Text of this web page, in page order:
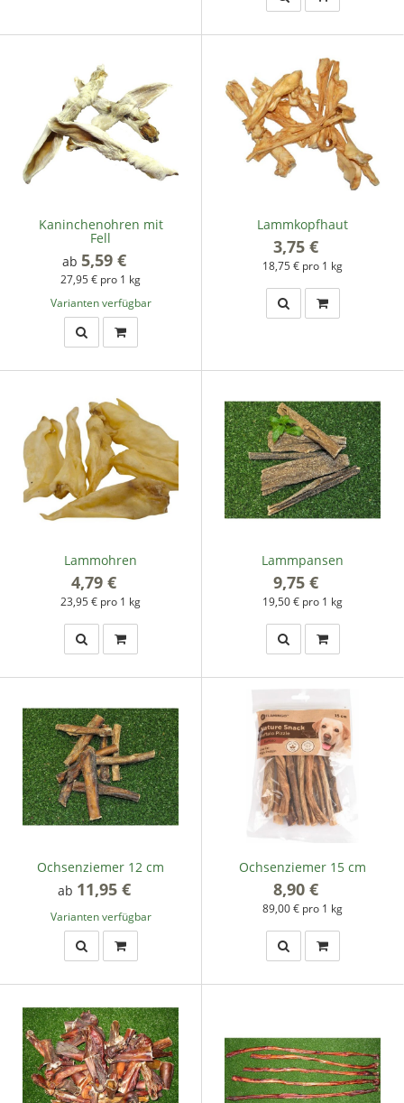
Kaninchenohren mit
Fell
ab 5,59 €
27,95 € pro 1 kg
Varianten verfügbar
Lammkopfhaut
3,75 €
18,75 € pro 1 kg
Lammohren
4,79 €
23,95 € pro 1 kg
Lammpansen
9,75 €
19,50 € pro 1 kg
Ochsenziemer 12 cm
ab 11,95 €
Varianten verfügbar
Ochsenziemer 15 cm
8,90 €
89,00 € pro 1 kg